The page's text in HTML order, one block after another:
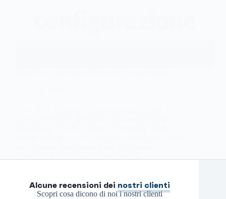
Alcune recensioni dei nostri clienti
Scopri cosa dicono di noi i nostri clienti